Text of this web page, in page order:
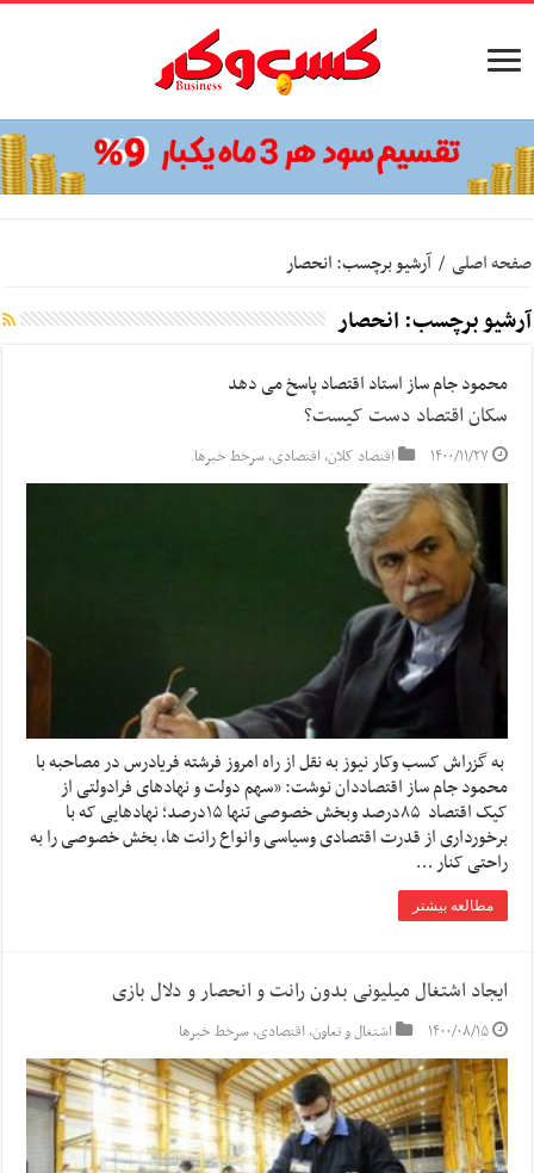
صفحه اصلی / آرشیو برچسب: انحصار
آرشیو برچسب:انحصار
محمود جام ساز استاد اقتصاد پاسخ می دهد
سکان اقتصاد دست کیست؟
۱۴۰۰/۱۱/۲۷ اقتصاد کلان,اقتصادی,سرخط خبرها
به گزراش کسب وکار نیوز به نقل از راه امروز فرشته فریادرس در مصاحبه با
محمود جام ساز اقتصاددان نوشت: «سهم دولت و نهادهای فرادولتی از
کیک اقتصاد ۸۵درصد وبخش خصوصی تنها ۱۵درصد؛ نهادهایی که با
برخورداری از قدرت اقتصادی وسیاسی وانواع رانت ها، بخش خصوصی را به
راحتی کنار …
مطالعه بیشتر
ایجاد اشتغال میلیونی بدون رانت و انحصار و دلال بازی
۱۴۰۰/۰۸/۱۵ اشتغال و تعاون,اقتصادی,سرخط خبرها